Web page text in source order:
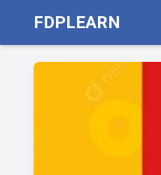
FDPLEARN